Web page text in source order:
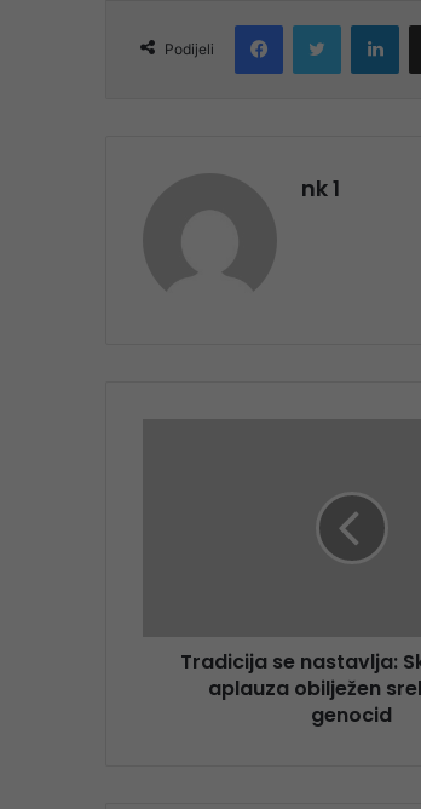
Podijeli
FacebookTwitter
nk 1
Tradicija se nastavlja:
aplauza obilježen
genocid